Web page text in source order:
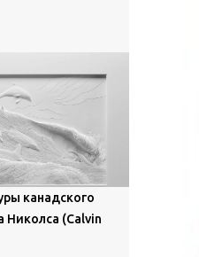
...
картин
незаконченный
его
использования
всех работ,
–
artist/takayuki-
канадского
Николса (Calvin